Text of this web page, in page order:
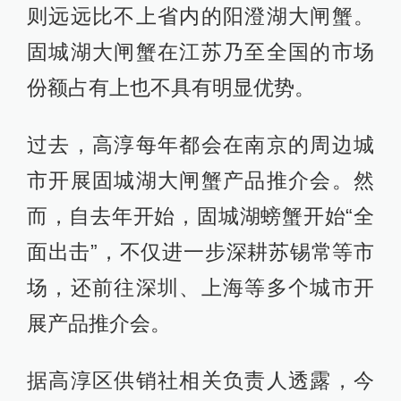
则远远比不上省内的阳澄湖大闸蟹。
固城湖大闸蟹在江苏乃至全国的市场
份额占有上也不具有明显优势。
过去，高淳每年都会在南京的周边城
市开展固城湖大闸蟹产品推介会。然
而，自去年开始，固城湖螃蟹开始“全
面出击”，不仅进一步深耕苏锡常等市
场，还前往深圳、上海等多个城市开
展产品推介会。
据高淳区供销社相关负责人透露，今